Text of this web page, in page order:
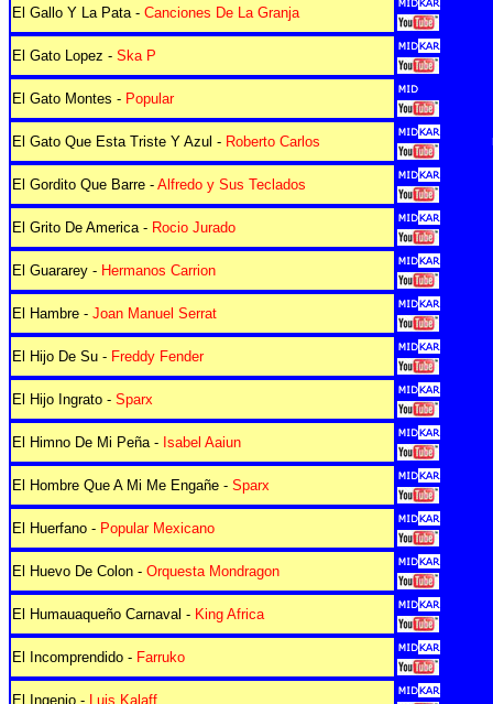
El Gallo Y La Pata - Canciones De La Granja
El Gato Lopez - Ska P
El Gato Montes - Popular
El Gato Que Esta Triste Y Azul - Roberto Carlos
El Gordito Que Barre - Alfredo y Sus Teclados
El Grito De America - Rocio Jurado
El Guararey - Hermanos Carrion
El Hambre - Joan Manuel Serrat
El Hijo De Su - Freddy Fender
El Hijo Ingrato - Sparx
El Himno De Mi Peña - Isabel Aaiun
El Hombre Que A Mi Me Engañe - Sparx
El Huerfano - Popular Mexicano
El Huevo De Colon - Orquesta Mondragon
El Humauaqueño Carnaval - King Africa
El Incomprendido - Farruko
El Ingenio - Luis Kalaff